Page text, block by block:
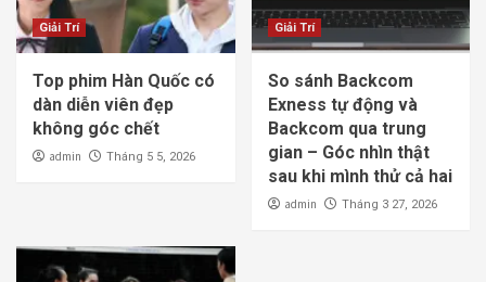
Giải Trí
Top phim Hàn Quốc có
dàn diễn viên đẹp
không góc chết
admin Tháng 5 5, 2026
Giải Trí
So sánh Backcom
Exness tự động và
Backcom qua trung
gian – Góc nhìn thật
sau khi mình thử cả hai
admin Tháng 3 27, 2026